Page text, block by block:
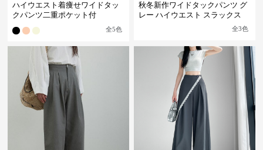
ハイウエスト着痩せワイドタッ
クパンツ二重ポケット付
全5色
秋冬新作ワイドタックパンツ グ
レー ハイウエスト スラックス
全3色